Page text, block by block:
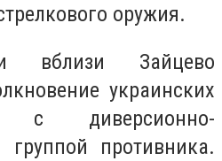
оружия.
вблизи Зайцево
украинских
с диверсионно-
группой противника.